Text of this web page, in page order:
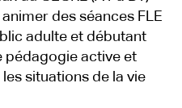
des séances FLE
adulte et débutant
pédagogie active et
situations de la vie